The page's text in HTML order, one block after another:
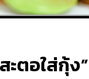
ะตอใส่กุ้